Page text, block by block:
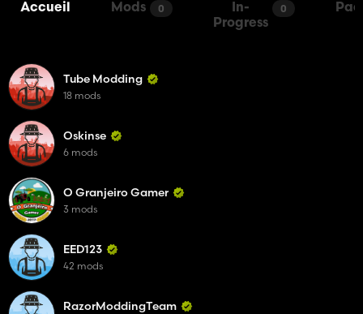
Accueil Mods 0
In-
Progress
0
Tube Modding
18 mods
Oskinse
6 mods
O Granjeiro Gamer
3 mods
EED123
42 mods
RazorModdingTeam